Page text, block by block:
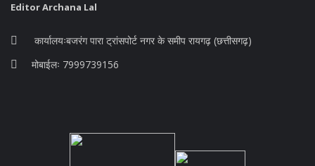
Editor Archana Lal
कार्यालयःबजरंग पारा ट्रांसपोर्ट नगर के समीप रायगढ़ (छत्तीसगढ़)
मोबाईलः 7999739156